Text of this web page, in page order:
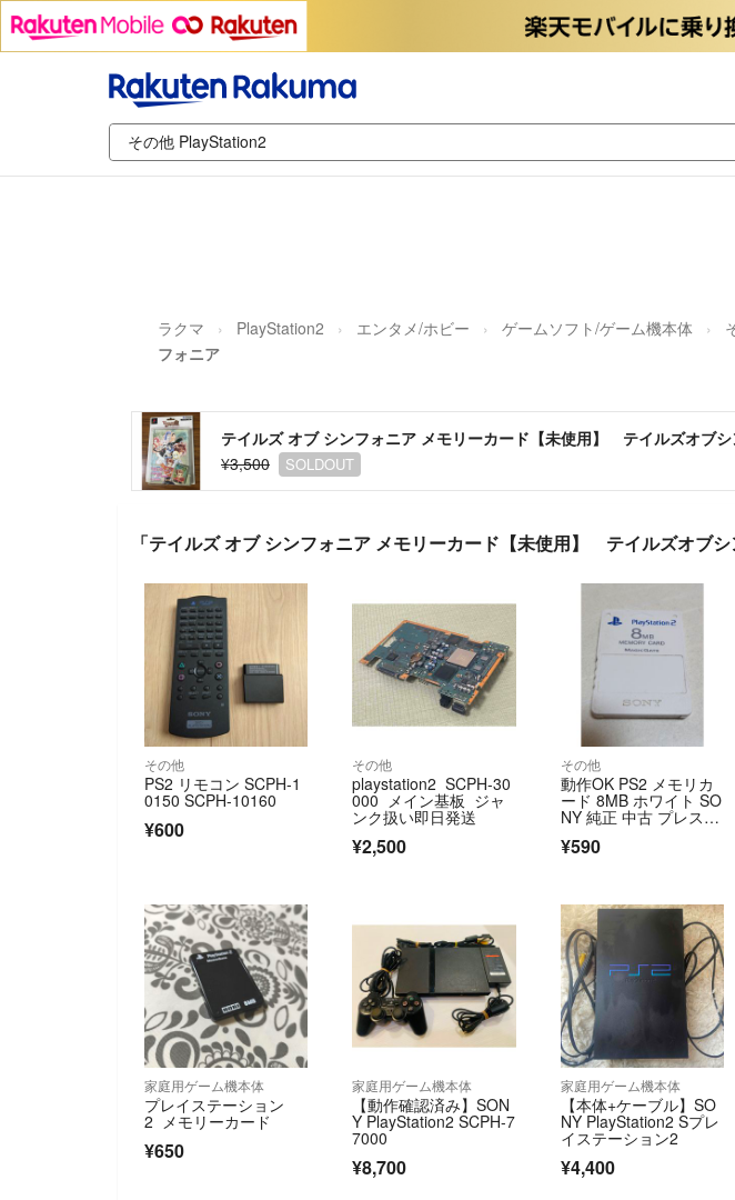
ラクマ PlayStation2 エンタメ/ホビー ゲームソフト/ゲーム機本体
フォニア
テイルズ オブ シンフォニア メモリーカード【未使用】 テイルズオブ
¥3,500
SOLDOUT
「テイルズ オブ シンフォニア メモリーカード【未使用】 テイルズオブ
その他
PS2 リモコン SCPH-1
0150 SCPH-10160
¥600
その他
playstation2 SCPH-30
000 メイン基板 ジャ
ンク扱い即日発送
¥2,500
その他
動作OK PS2 メモリカ
ード 8MB ホワイト SO
NY 純正 中古 プレス
テ ソニー
¥590
家庭用ゲーム機本体
プレイステーション
2 メモリーカード
¥650
家庭用ゲーム機本体
【動作確認済み】SON
Y PlayStation2 SCPH-7
7000
¥8,700
家庭用ゲーム機本体
【本体+ケーブル】SO
NY PlayStation2 Sプレ
イステーション2
¥4,400